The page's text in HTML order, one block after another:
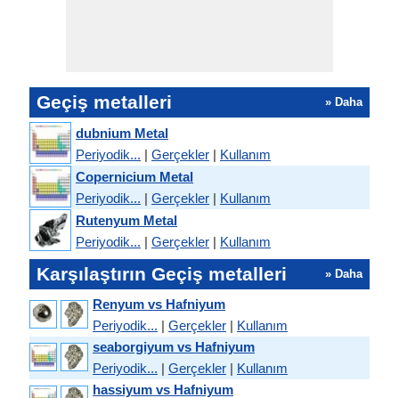
Geçiş metalleri » Daha
dubnium Metal
Periyodik... | Gerçekler | Kullanım
Copernicium Metal
Periyodik... | Gerçekler | Kullanım
Rutenyum Metal
Periyodik... | Gerçekler | Kullanım
Karşılaştırın Geçiş metalleri » Daha
Renyum vs Hafniyum
Periyodik... | Gerçekler | Kullanım
seaborgiyum vs Hafniyum
Periyodik... | Gerçekler | Kullanım
hassiyum vs Hafniyum